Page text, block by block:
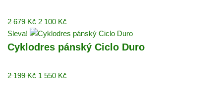
2 679Kč 2 100 Kč
Sleva!
Cyklodres pánský Ciclo Duro
2 199Kč 1 550 Kč